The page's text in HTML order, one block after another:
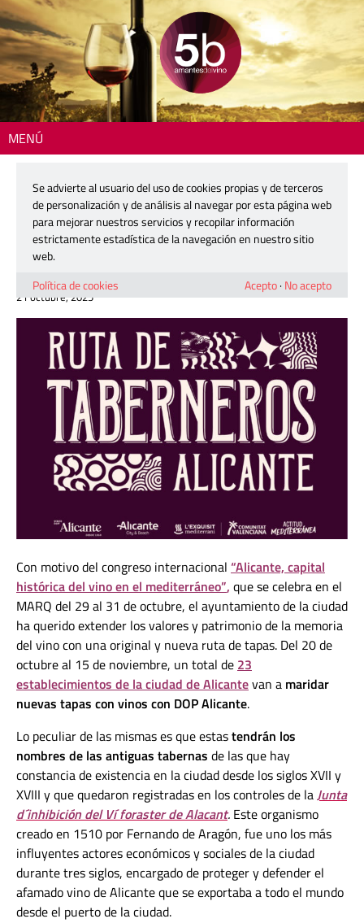
MENÚ
de tapas maridadas con Vinos Alicante DOP
Alicante revive sus tabernas
históricas con una ruta de tapas
maridadas con Vinos Alicante DOP
21 octubre, 2025
Con motivo del congreso internacional “Alicante, capital
histórica del vino en el mediterráneo”, que se celebra en el
MARQ del 29 al 31 de octubre, el ayuntamiento de la ciudad
ha querido extender los valores y patrimonio de la memoria
del vino con una original y nueva ruta de tapas. Del 20 de
octubre al 15 de noviembre, un total de 23
establecimientos de la ciudad de Alicantevan a maridar
nuevas tapas con vinos con DOP Alicante.
Lo peculiar de las mismas es que estastendrán los
nombres de las antiguas tabernas de las que hay
constancia de existencia en la ciudad desde los siglos XVII y
XVIII y que quedaron registradas en los controles de laJunta
d´inhibición del Ví foraster de Alacant. Este organismo
creado en 1510 por Fernando de Aragón, fue uno los más
influyentes actores económicos y sociales de la ciudad
durante tres siglos, encargado de proteger y defender el
afamado vino de Alicante que se exportaba a todo el mundo
desde el puerto de la ciudad.
Se advierte al usuario del uso de cookies propias y de terceros
de personalización y de análisis al navegar por esta página web
para mejorar nuestros servicios y recopilar información
estrictamente estadística de la navegación en nuestro sitio
web.
Política de cookies
Acepto· No acepto